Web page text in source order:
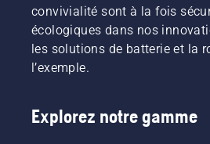
convivialité sont à la fois
écologiques dans nos
les solutions de batterie et la
l’exemple.
Explorez notre gamme